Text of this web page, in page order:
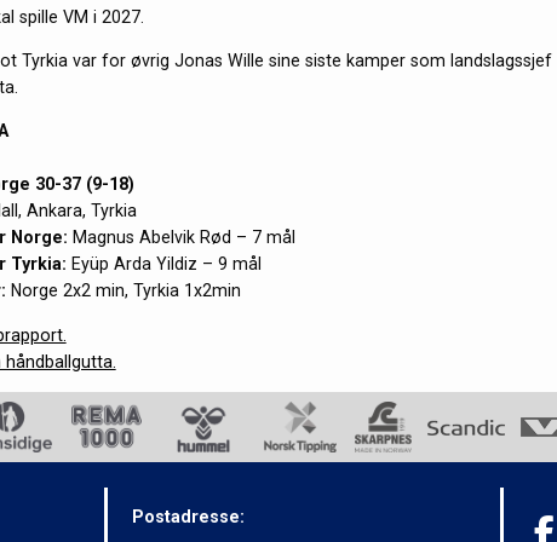
spille VM i 2027.
Tyrkia var for øvrig Jonas Wille sine siste kamper som
30-37 (9-18)
Ankara, Tyrkia
Norge: Magnus Abelvik Rød – 7 mål
Tyrkia: Eyüp Arda Yildiz – 9 mål
Norge 2x2 min, Tyrkia 1x2min
Postadresse: